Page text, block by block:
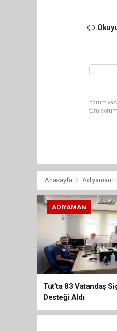
Yorum
tüm
Anasayfa Adıyaman
ADIYAMAN
Tut’ta 83 Vatandaş
Desteği Aldı